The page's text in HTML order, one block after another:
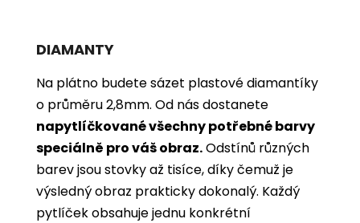
DIAMANTY
Na plátno budete sázet plastové diamantíky
o průměru 2,8mm. Od nás dostanete
napytlíčkované všechny potřebné barvy
speciálně pro váš obraz.Odstínů různých
barev jsou stovky až tisíce, díky čemuž je
výsledný obraz prakticky dokonalý. Každý
pytlíček obsahuje jednu konkrétní